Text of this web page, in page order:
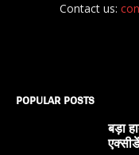
Contact us:
POPULAR POSTS
बड़ा